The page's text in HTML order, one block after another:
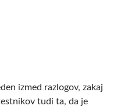
izmed razlogov, zakaj
tudi ta, da je